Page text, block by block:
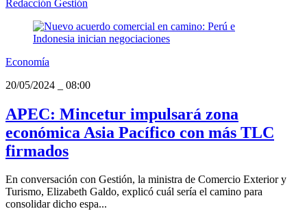
Redacción Gestión
Economía
20/05/2024
08:00
APEC: Mincetur impulsará zona
económica Asia Pacífico con más TLC
firmados
En conversación con Gestión, la ministra de Comercio Exterior y
Turismo, Elizabeth Galdo, explicó cuál sería el camino para
consolidar dicho espa...